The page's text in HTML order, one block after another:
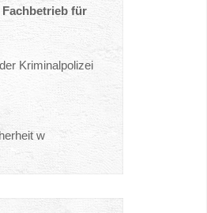
für
Kriminalpolizei